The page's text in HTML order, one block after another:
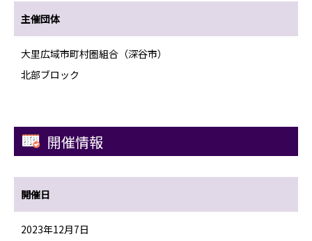
主催団体
大里広域市町村圏組合（深谷市）
北部ブロック
開催情報
開催日
2023年12月7日